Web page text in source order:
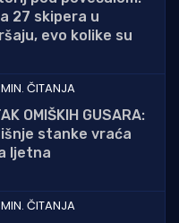
27 skipera u
evo kolike su
MIN. ČITANJA
OMIŠKIH GUSARA:
stanke vraća
ljetna
MIN. ČITANJA